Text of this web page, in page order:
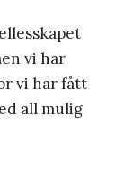
vi har
vi har fått
all mulig